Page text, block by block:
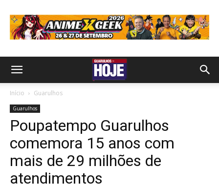
Início Guarulhos
Guarulhos
Poupatempo Guarulhos
comemora 15 anos com
mais de 29 milhões de
atendimentos